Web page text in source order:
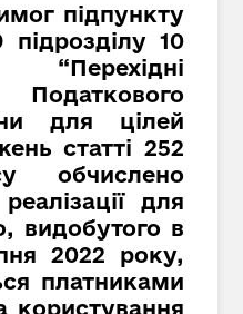
підпункту
10
для цілей
статті 252
обчислено
для
видобутого в
2022 року,
платниками
користування